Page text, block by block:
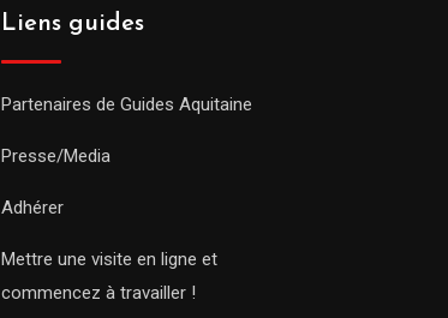
Liens guides
Partenaires de Guides Aquitaine
Presse/Media
Adhérer
Mettre une visite en ligne et
commencez à travailler !